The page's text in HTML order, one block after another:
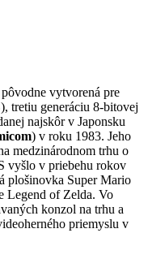
vytvorená pre
tretiu generáciu 8-bitovej
najskôr v Japonsku
) v roku 1983. Jeho
medzinárodnom trhu o
vyšlo v priebehu rokov
plošinovka Super Mario
Legend of Zelda. Vo
konzol na trhu a
priemyslu v